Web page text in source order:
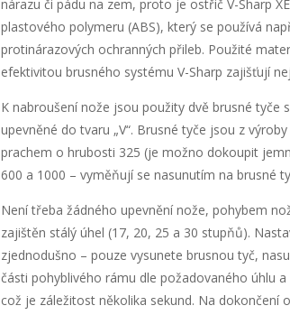
nárazu či pádu na zem, proto je ostřič V-Sharp
plastového polymeru (ABS), který se používá
protinárazových ochranných přileb. Použité
efektivitou brusného systému V-Sharp zajišťují
K nabroušení nože jsou použity dvě brusné tyče
upevněné do tvaru „V“. Brusné tyče jsou z
prachem o hrubosti 325 (je možno dokoupit
600 a 1000 – vyměňují se nasunutím na brusné
Není třeba žádného upevnění nože, pohybem
zajištěn stálý úhel (17, 20, 25 a 30 stupňů).
zjednodušno – pouze vysunete brusnou tyč,
části pohyblivého rámu dle požadovaného úhlu
což je záležitost několika sekund. Na dokončení